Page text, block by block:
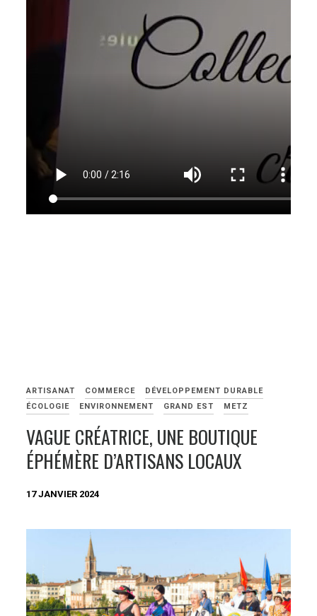
ARTISANAT COMMERCE
DÉVELOPPEMENT DURABLE
ÉCOLOGIE
ENVIRONNEMENT GRAND EST METZ
VAGUE CRÉATRICE, UNE BOUTIQUE
ÉPHÉMÈRE D’ARTISANS LOCAUX
17 JANVIER 2024